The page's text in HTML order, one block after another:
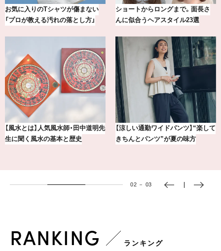
【最新版】20代、30代読者が選んだ
理想の結婚指輪10選
20年の研究が生んだ、『TSUBAKI
の圧倒的な艶力【エデ…
賢者たちに聞いてみた！ 嫉妬と上
手くつきあうコツとは？
【BAILA×OMO】ウオズミアミ描き
下ろし！金沢の旅リスト
02 － 03
RANKING ランキング